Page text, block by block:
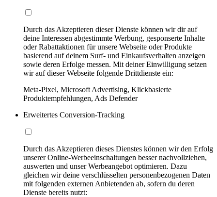
Durch das Akzeptieren dieser Dienste können wir dir auf
deine Interessen abgestimmte Werbung, gesponserte Inhalte
oder Rabattaktionen für unsere Webseite oder Produkte
basierend auf deinem Surf- und Einkaufsverhalten anzeigen
sowie deren Erfolge messen. Mit deiner Einwilligung setzen
wir auf dieser Webseite folgende Drittdienste ein:
Meta-Pixel, Microsoft Advertising, Klickbasierte
Produktempfehlungen, Ads Defender
Erweitertes Conversion-Tracking
Durch das Akzeptieren dieses Dienstes können wir den Erfolg
unserer Online-Werbeeinschaltungen besser nachvollziehen,
auswerten und unser Werbeangebot optimieren. Dazu
gleichen wir deine verschlüsselten personenbezogenen Daten
mit folgenden externen Anbietenden ab, sofern du deren
Dienste bereits nutzt: